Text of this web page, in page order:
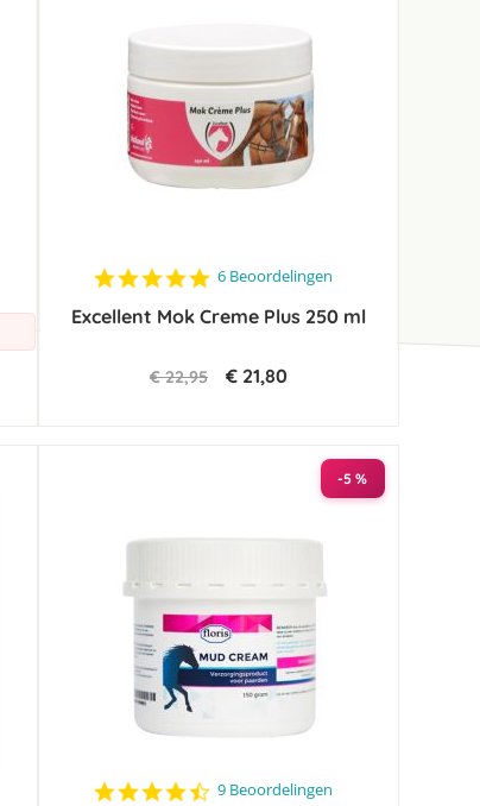
5.0
rating
6 Beoordelingen
Excellent Mok Creme Plus 250 ml
€ 22,95 € 21,80
-5 %
4.3
9 Beoordelingen